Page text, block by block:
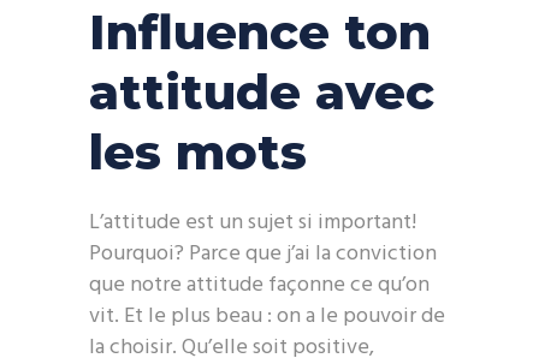
Influence ton
attitude avec
les mots
L’attitude est un sujet si important!
Pourquoi? Parce que j’ai la conviction
que notre attitude façonne ce qu’on
vit. Et le plus beau : on a le pouvoir de
la choisir. Qu’elle soit positive,